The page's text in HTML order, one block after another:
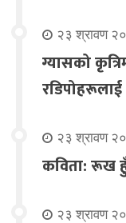
२३ श्रावण
ग्यासको
२३ श्रावण
कविता: रूख
२३ श्रावण